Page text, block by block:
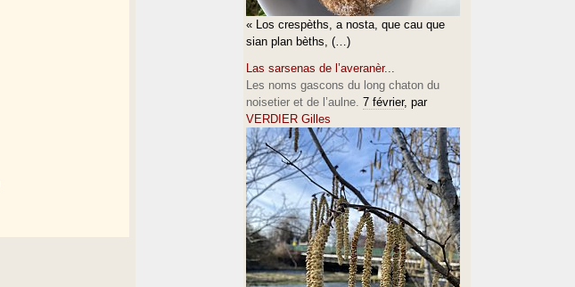
« Los crespèths, a nosta, que cau que
sian plan bèths, (…)
Las sarsenas de l’averanèr...
Les noms gascons du long chaton du
noisetier et de l’aulne. 7 février, par
VERDIER Gilles